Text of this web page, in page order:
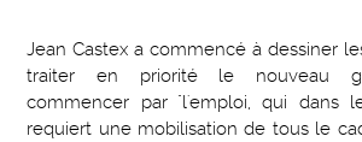
Jean Castex a commencé à dessiner
traiter en priorité le nouveau
commencer par "l'emploi, qui dans
requiert une mobilisation de tous le